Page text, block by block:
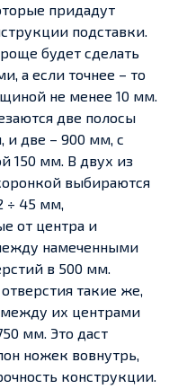
придадут
подставки.
будет сделать
а если точнее – то
не менее 10 мм.
две полосы
и две – 900 мм, с
150 мм. В двух из
выбираются
÷ 45 мм,
от центра и
намеченными
в 500 мм.
такие же,
между их центрами
мм. Это даст
ножек вовнутрь,
конструкции.